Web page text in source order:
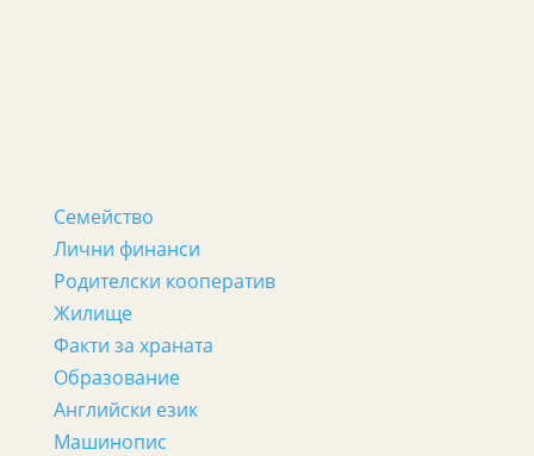
Семейство
Лични финанси
Родителски кооператив
Жилище
Факти за храната
Образование
Английски език
Машинопис